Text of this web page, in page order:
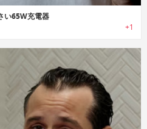
い65W充電器
+1